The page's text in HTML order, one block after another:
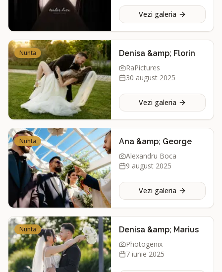
Vezi galeria
Nunta
Denisa &amp; Florin
RaPictures
30 august 2025
Vezi galeria
Nunta
Ana &amp; George
Alexandru Boca
9 august 2025
Vezi galeria
Nunta
Denisa &amp; Marius
Photogenix
7 iunie 2025